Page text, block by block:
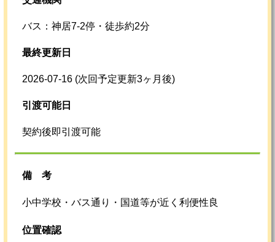
バス：神居7-2停・徒歩約2分
最終更新日
2026-07-16 (次回予定更新3ヶ月後)
引渡可能日
契約後即引渡可能
備考
小中学校・バス通り・国道等が近く利便性良
位置確認